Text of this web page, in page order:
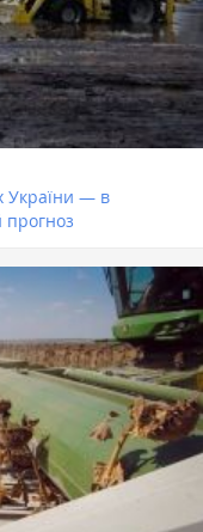
України — в
прогноз